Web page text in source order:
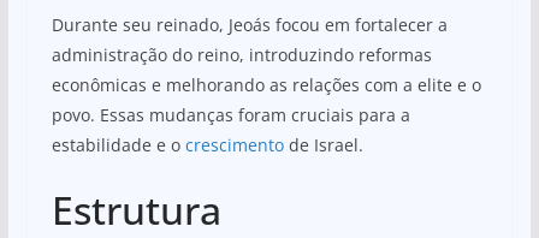
Durante seu reinado, Jeoás focou em fortalecer a
administração do reino, introduzindo reformas
econômicas e melhorando as relações com a elite e o
povo. Essas mudanças foram cruciais para a
estabilidade e o crescimentode Israel.
Estrutura